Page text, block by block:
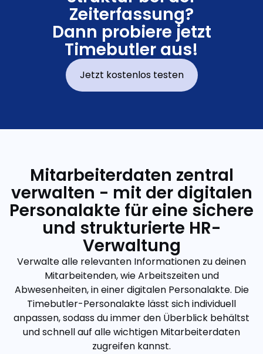
Zeiterfassung?
Dann probiere jetzt
Timebutler aus!
Jetzt kostenlos testen
Mitarbeiterdaten zentral
verwalten - mit der digitalen
Personalakte für eine sichere
und strukturierte HR-
Verwaltung
Verwalte alle relevanten Informationen zu deinen
Mitarbeitenden, wie Arbeitszeiten und
Abwesenheiten, in einer digitalen Personalakte. Die
Timebutler-Personalakte lässt sich individuell
anpassen, sodass du immer den Überblick behältst
und schnell auf alle wichtigen Mitarbeiterdaten
zugreifen kannst.